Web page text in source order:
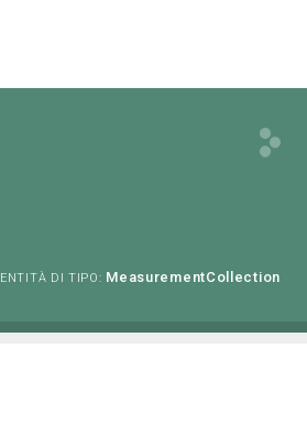
ENTITÀ DI TIPO: MeasurementCollection